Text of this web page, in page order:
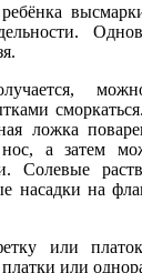
ложка
а затем
Солевые
насадки на
или
или